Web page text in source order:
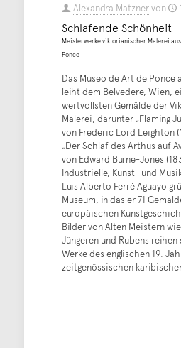
Alexandra Matznervon
Schlafende Schönheit
Meisterwerke viktorianischer Malerei aus
Ponce
Das Museo de Art de Ponce
leiht dem Belvedere, Wien,
wertvollsten Gemälde der
Malerei, darunter „Flaming
von Frederic Lord Leighton
„Der Schlaf des Arthus auf
von Edward Burne-Jones
Industrielle, Kunst- und
Luis Alberto Ferré Aguayo
Museum, in das er 71
europäischen
Bilder von Alten Meistern
Jüngeren und Rubens
Werke des englischen 19.
zeitgenössischen